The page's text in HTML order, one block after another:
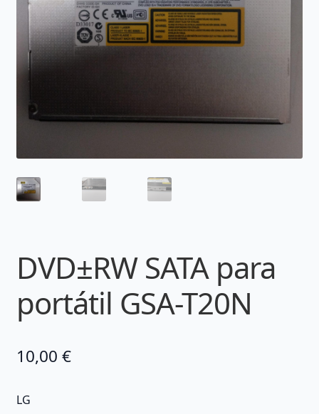
DVD±RW SATA para
portátil GSA-T20N
10,00 €
LG